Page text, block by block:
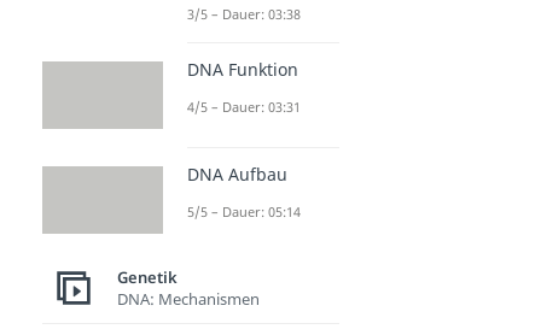
3/5 – Dauer: 03:38
DNA Funktion
4/5 – Dauer: 03:31
DNA Aufbau
5/5 – Dauer: 05:14
Genetik
DNA: Mechanismen